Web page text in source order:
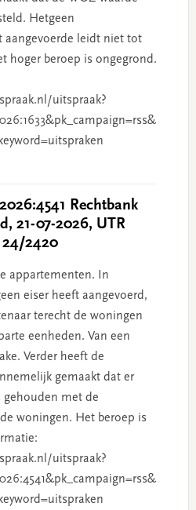
Hetgeen
aangevoerde leidt niet tot
hoger beroep is ongegrond.
uitspraak?
Rechtbank
21-07-2026, UTR
2420
appartementen. In
eiser heeft aangevoerd,
terecht de woningen
eenheden. Van een
Verder heeft de
gemaakt dat er
gehouden met de
woningen. Het beroep is
uitspraak?